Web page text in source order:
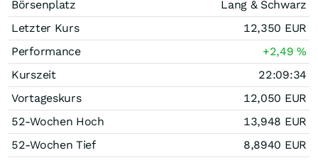
Börsenplatz
Lang & Schwarz
Letzter Kurs
12,350 EUR
Performance
+2,49%
Kurszeit
22:09:34
Vortageskurs
12,050 EUR
52-Wochen Hoch
13,948 EUR
52-Wochen Tief
8,8940 EUR